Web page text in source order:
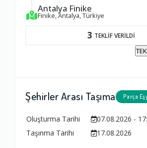
Antalya Finike
Finike, Antalya, Türkiye
3 TEKLİF VERİLDİ
Şehirler Arası Taşıma Parça
Oluşturma Tarihi
07.08.2026 -
Taşınma Tarihi
17.08.2026